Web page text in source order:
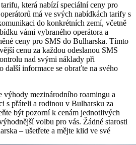
která nabízí speciální ceny pro
má ve svých nabídkách tarify s
do konkrétních zemí, včetně
vámi vybraného operátora a
ceny pro SMS do Bulharska. Tímto
cenu za každou odeslanou SMS
nad svými náklady při
další informace se obraťte na svého
výhody mezinárodního roamingu a
s přáteli a rodinou v Bulharsku za
být pozorní k cenám jednotlivých
volbu pro vás. Žádné starosti
– ušetřete a mějte klid ve své